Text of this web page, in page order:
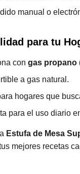
manual o
para tu
con gas propano
a gas natural.
hogares que
para el uso diario
Estufa de Mesa
mejores recetas